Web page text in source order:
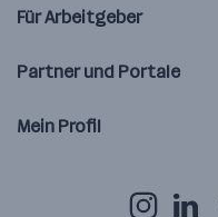
Für Arbeitgeber
Partner und Portale
Mein Profil